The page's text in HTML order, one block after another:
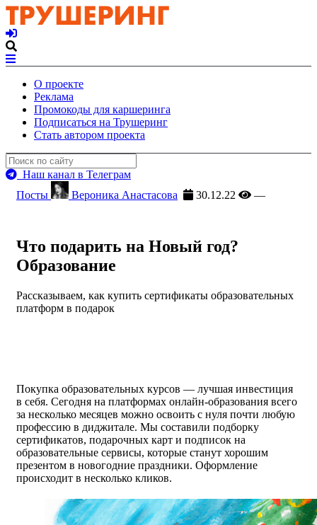
О проекте
Реклама
Промокоды для каршеринга
Подписаться на Трушеринг
Стать автором проекта
Наш канал в Телеграм
Посты
Вероника Анастасова 30.12.22 —
Что подарить на Новый год?
Образование
Рассказываем, как купить сертификаты образовательных
платформ в подарок
Покупка образовательных курсов — лучшая инвестиция
в себя. Сегодня на платформах онлайн-образования всего
за несколько месяцев можно освоить с нуля почти любую
профессию в диджитале. Мы составили подборку
сертификатов, подарочных карт и подписок на
образовательные сервисы, которые станут хорошим
презентом в новогодние праздники. Оформление
происходит в несколько кликов.